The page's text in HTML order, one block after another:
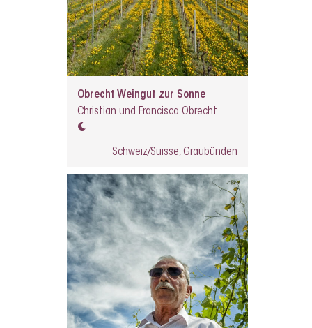
Obrecht Weingut zur Sonne
Christian und Francisca Obrecht
Schweiz/Suisse, Graubünden